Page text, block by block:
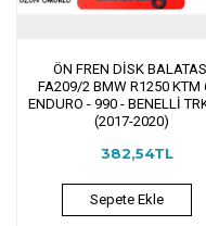
ÖN FREN DİSK
FA209/2 BMW R1250 KTM
ENDURO - 990 - BENELLİ
(2017-2020)
382,54TL
Sepete Ekle